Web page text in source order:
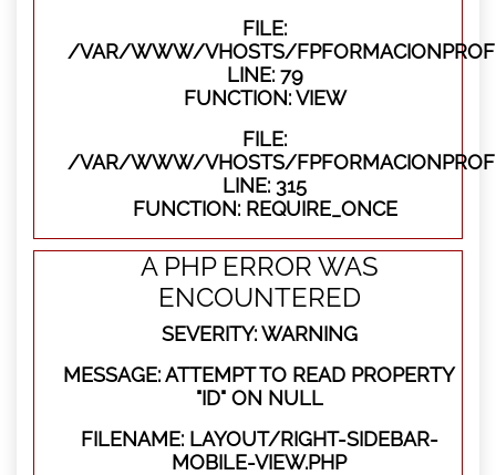
FILE:
/VAR/WWW/VHOSTS/
LINE: 79
FUNCTION: VIEW
FILE:
/VAR/WWW/VHOSTS/
LINE: 315
FUNCTION: REQUIRE_ONCE
A PHP ERROR WAS
ENCOUNTERED
SEVERITY: WARNING
MESSAGE: ATTEMPT TO READ PROPERTY
"ID" ON NULL
FILENAME: LAYOUT/RIGHT-SIDEBAR-
MOBILE-VIEW.PHP